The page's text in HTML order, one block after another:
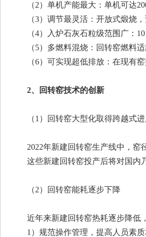
（2）单机产能最大：单机可达
（3）调节最灵活：开放式煅烧
（4）入炉石灰石粒级范围广：
（5）多燃料混烧：回转窑燃料
（6）可实现超低排放：在现有
2、回转窑技术的创新
（1）回转窑大型化取得跨越式
2022年新建回转窑生产线中，窑
这些新建回转窑投产后将对国内
（2）回转窑能耗逐步下降
近年来新建回转窑热耗逐步降低
1）规范操作管理，提高人员素质